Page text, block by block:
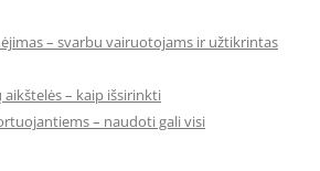
– svarbu vairuotojams ir užtikrintas
– kaip išsirinkti
– naudoti gali visi